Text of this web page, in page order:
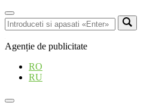
Agenție de publicitate
RO
RU